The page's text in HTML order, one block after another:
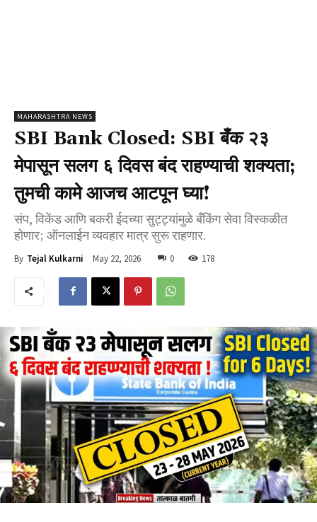
MAHARASHTRA NEWS
SBI Bank Closed: SBI बँक २३
मेपासून सलग ६ दिवस बंद राहण्याची शक्यता;
तुमची कामे आजच आटपून घ्या!
संप, विकेंड आणि बकरी ईदच्या सुट्ट्यांमुळे बँकिंग सेवा विस्कळीत
होणार; ऑनलाईन व्यवहार मात्र सुरू राहणार.
By Tejal Kulkarni May 22, 2026 0 178